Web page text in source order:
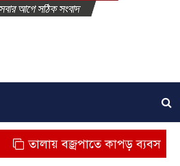
তালায় বজ্রপাতে কাপড় ব্যবসায়ীর মৃত্যু